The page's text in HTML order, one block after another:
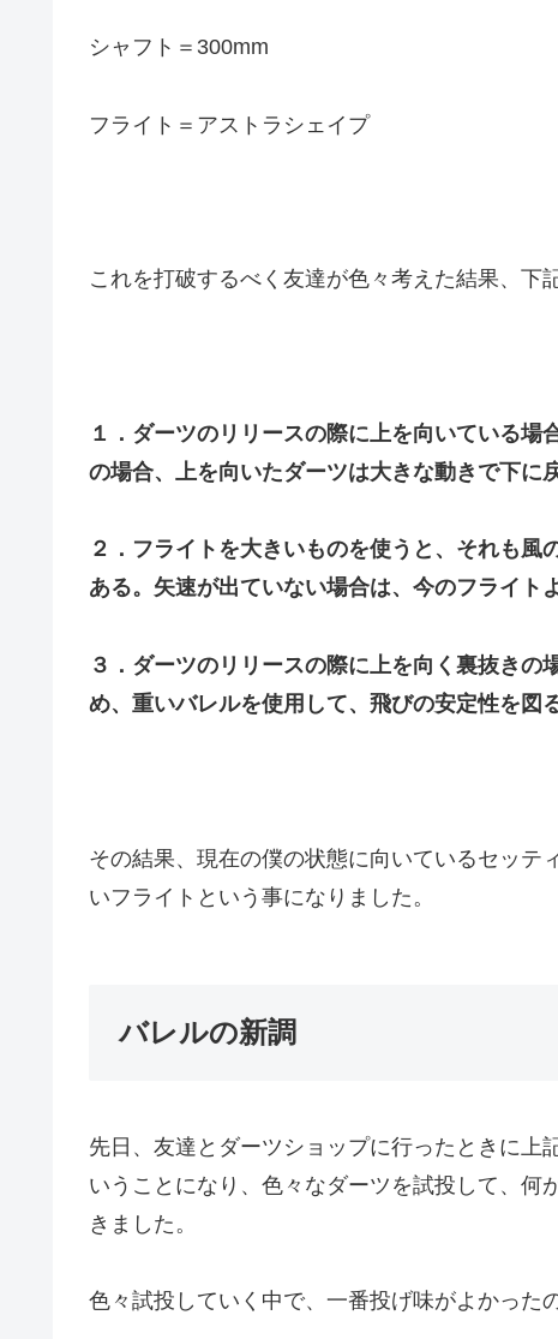
シャフト＝300mm
フライト＝アストラシェイプ
これを打破するべく友達が色々考えた結果、下
１．ダーツのリリースの際に上を向いている
の場合、上を向いたダーツは大きな動きで下に
２．フライトを大きいものを使うと、それも
ある。矢速が出ていない場合は、今のフライト
３．ダーツのリリースの際に上を向く裏抜き
め、重いバレルを使用して、飛びの安定性を図る
その結果、現在の僕の状態に向いているセッテ
いフライトという事になりました。
バレルの新調
先日、友達とダーツショップに行ったときに上
いうことになり、色々なダーツを試投して、何
きました。
色々試投していく中で、一番投げ味がよかった